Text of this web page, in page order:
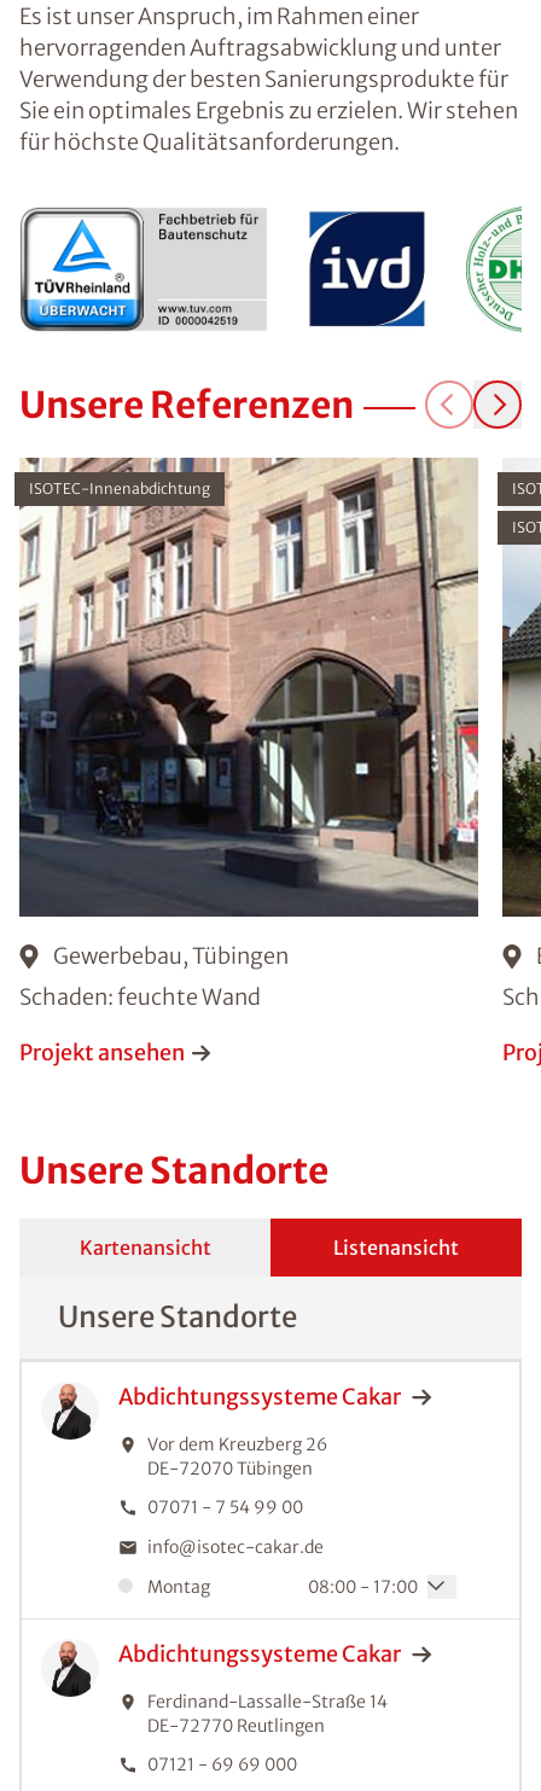
Es ist unser Anspruch, im Rahmen einer
hervorragenden Auftragsabwicklung und unter
Verwendung der besten Sanierungsprodukte für
Sie ein optimales Ergebnis zu erzielen. Wir stehen
für höchste Qualitätsanforderungen.
Unsere Referenzen
ISOTEC-Innenabdichtung
Gewerbebau, Tübingen
Schaden: feuchte Wand
Projekt ansehen
Unsere Standorte
Kartenansicht Listenansicht
Unsere Standorte
AbdichtungssystemeCakar
Vor dem Kreuzberg 26
DE-72070Tübingen
07071 - 7 54 99 00
info@isotec-cakar.de
Montag
08:00 - 17:00
AbdichtungssystemeCakar
Ferdinand-Lassalle-Straße 14
DE-72770 Reutlingen
07121 - 69 69 000